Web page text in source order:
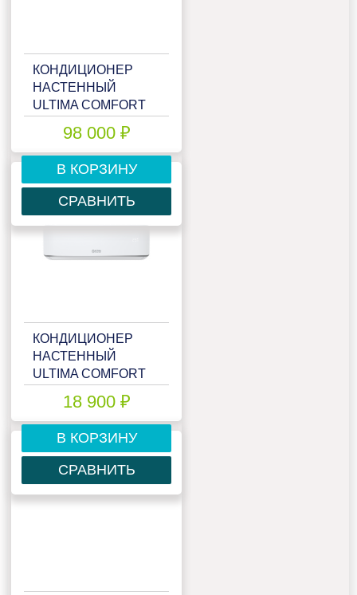
КОНДИЦИОНЕР
НАСТЕННЫЙ
ULTIMA COMFORT
98 000 ₽
В КОРЗИНУ
СРАВНИТЬ
КОНДИЦИОНЕР
НАСТЕННЫЙ
ULTIMA COMFORT
18 900 ₽
В КОРЗИНУ
СРАВНИТЬ